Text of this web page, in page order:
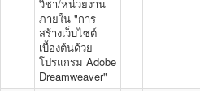
วิชา/หน่วยงาน
ภายใน "การ
สร้างเว็บไซต์
เบื้องต้นด้วย
โปรแกรม Adobe
Dreamweaver"